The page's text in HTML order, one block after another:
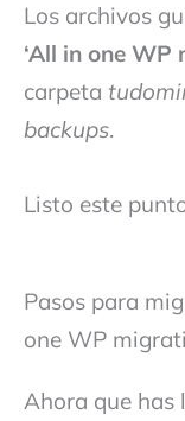
Los archivos
‘All in one WP
carpeta
backups.
Listo este
Pasos para
one WP
Ahora que has